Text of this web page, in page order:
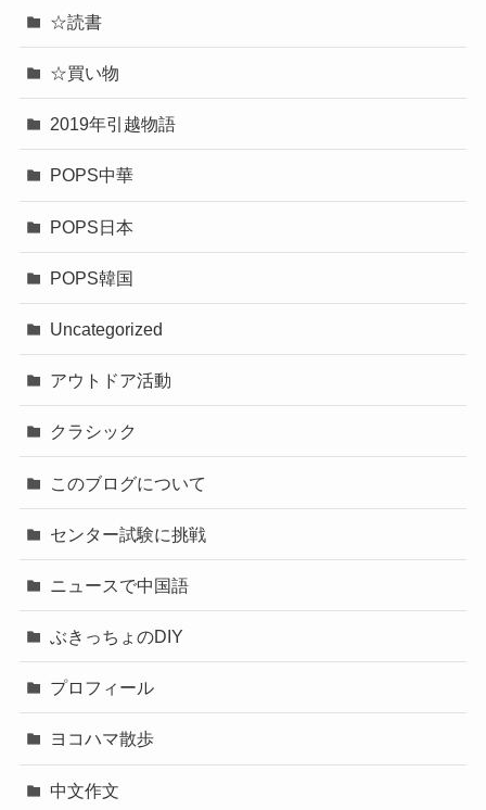
☆読書
☆買い物
2019年引越物語
POPS中華
POPS日本
POPS韓国
Uncategorized
アウトドア活動
クラシック
このブログについて
センター試験に挑戦
ニュースで中国語
ぶきっちょのDIY
プロフィール
ヨコハマ散歩
中文作文